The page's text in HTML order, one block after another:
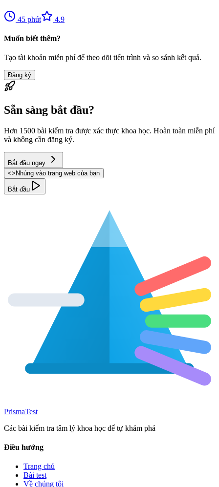
45 phút 4.9
Muốn biết thêm?
Tạo tài khoản miễn phí để theo dõi tiến trình và so sánh kết quả.
Đăng ký
Sẵn sàng bắt đầu?
Hơn 1500 bài kiểm tra được xác thực khoa học. Hoàn toàn miễn phí
và không cần đăng ký.
Bắt đầu ngay
<> Nhúng vào trang web của bạn
Bắt đầu
PrismaTest
Các bài kiểm tra tâm lý khoa học để tự khám phá
Điều hướng
Trang chủ
Bài test
Về chúng tôi